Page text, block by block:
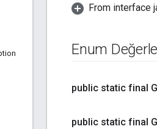
From interface
Enum
public static final
public static final